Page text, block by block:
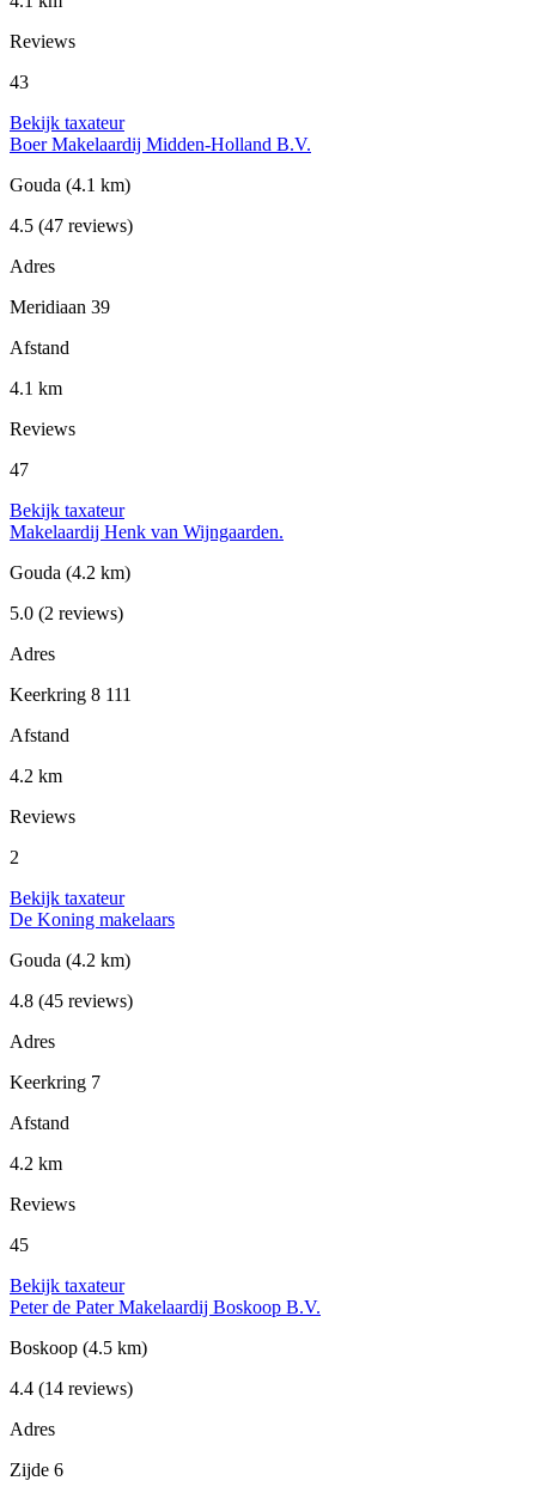
Reviews
43
Bekijk taxateur
Boer Makelaardij Midden-Holland B.V.
Gouda (4.1 km)
4.5 (47 reviews)
Adres
Meridiaan 39
Afstand
4.1 km
Reviews
47
Bekijk taxateur
Makelaardij Henk van Wijngaarden.
Gouda (4.2 km)
5.0 (2 reviews)
Adres
Keerkring 8 111
Afstand
4.2 km
Reviews
2
Bekijk taxateur
De Koning makelaars
Gouda (4.2 km)
4.8 (45 reviews)
Adres
Keerkring 7
Afstand
4.2 km
Reviews
45
Bekijk taxateur
Peter de Pater Makelaardij Boskoop B.V.
Boskoop (4.5 km)
4.4 (14 reviews)
Adres
Zijde 6